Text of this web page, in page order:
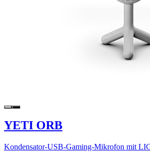
YETI ORB
Kondensator-USB-Gaming-Mikrofon mit